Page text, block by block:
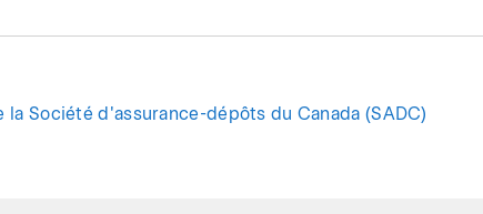
la Société d'assurance-dépôts du Canada (SADC)